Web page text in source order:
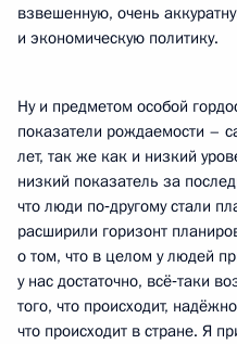
взвешенную, очень
и экономическую политику.
Ну и предметом особой
показатели рождаемости –
лет, так же как и низкий
низкий показатель за
что люди по‑другому стали
расширили горизонт
о том, что в целом у людей
у нас достаточно, всё‑таки
того, что происходит,
что происходит в стране. Я